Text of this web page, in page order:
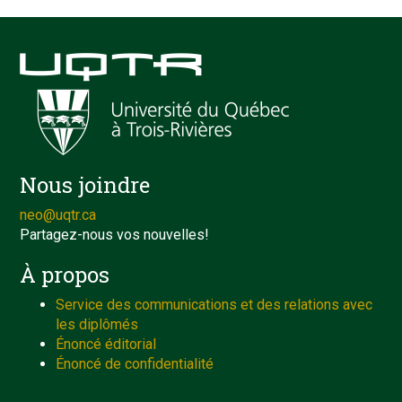
Nous joindre
neo@uqtr.ca
Partagez-nous vos nouvelles!
À propos
Service des communications et des relations avec
les diplômés
Énoncé éditorial
Énoncé de confidentialité